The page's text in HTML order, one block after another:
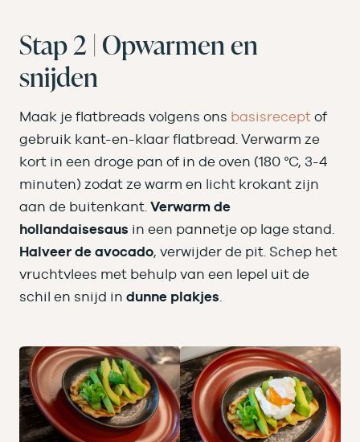
Stap 2 | Opwarmen en
snijden
Maak je flatbreads volgens ons basisrecept of
gebruik kant-en-klaar flatbread. Verwarm ze
kort in een droge pan of in de oven (180 °C, 3-4
minuten) zodat ze warm en licht krokant zijn
aan de buitenkant. Verwarm de
hollandaisesaus in een pannetje op lage stand.
Halveer de avocado, verwijder de pit. Schep het
vruchtvlees met behulp van een lepel uit de
schil en snijd in dunne plakjes